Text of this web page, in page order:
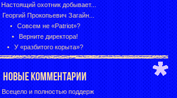
Настоящий охотник добывает...
Георгий Прокопьевич Загайн...
Совсем не «Patriot»?
Верните директора!
У «разбитого корыта»?
НОВЫЕ КОММЕНТАРИИ
Всецело и полностью поддерж